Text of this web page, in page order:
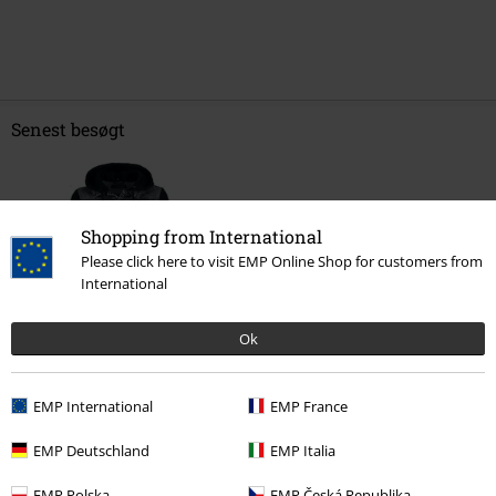
Shopping from International
Please click here to visit EMP Online Shop for customers from
International
Ok
EMP International EMP France
EMP Deutschland EMP Italia
Senest besøgt
Frakr 689.95
More categories. More options.